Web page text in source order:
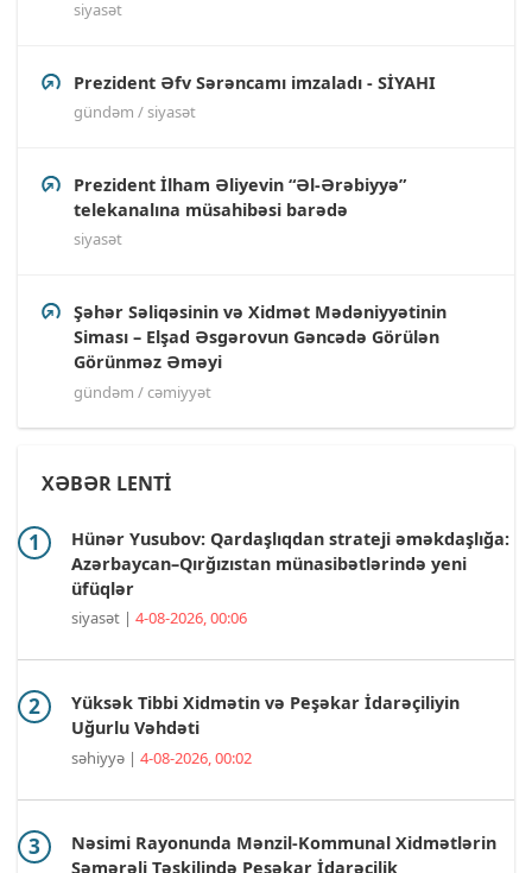
siyasət
Prezident Əfv Sərəncamı imzaladı - SİYAHI
gündəm / siyasət
Prezident İlham Əliyevin “Əl-Ərəbiyyə”
telekanalına müsahibəsi barədə
siyasət
Şəhər Səliqəsinin və Xidmət Mədəniyyətinin
Siması – Elşad Əsgərovun Gəncədə Görülən
Görünməz Əməyi
gündəm / cəmiyyət
XƏBƏR LENTİ
Hünər Yusubov: Qardaşlıqdan strateji əməkdaşlığa:
Azərbaycan–Qırğızıstan münasibətlərində yeni
üfüqlər
siyasət | 4-08-2026, 00:06
Yüksək Tibbi Xidmətin və Peşəkar İdarəçiliyin
Uğurlu Vəhdəti
səhiyyə | 4-08-2026, 00:02
Nəsimi Rayonunda Mənzil-Kommunal Xidmətlərin
Səmərəli Təşkilində Peşəkar İdarəçilik